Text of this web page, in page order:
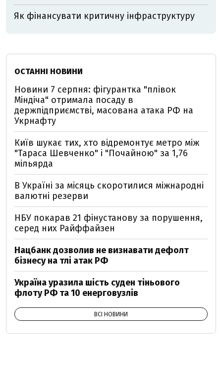
Як фінансувати критичну інфраструктуру
ОСТАННІ НОВИНИ
Новини 7 серпня: фігурантка "плівок
Міндіча" отримала посаду в
держпідприємстві, масована атака РФ на
Укрнафту
Київ шукає тих, хто відремонтує метро між
"Тараса Шевченко" і "Почайною" за 1,76
мільярда
В Україні за місяць скоротилися міжнародні
валютні резерви
НБУ покарав 21 фінустанову за порушення,
серед них Райффайзен
Нацбанк дозволив не визнавати дефолт
бізнесу на тлі атак РФ
Україна уразила шість суден тіньового
флоту РФ та 10 енерговузлів
ВСІ НОВИНИ